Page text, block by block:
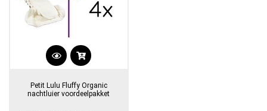
Petit Lulu Fluffy Organic
nachtluier voordeelpakket